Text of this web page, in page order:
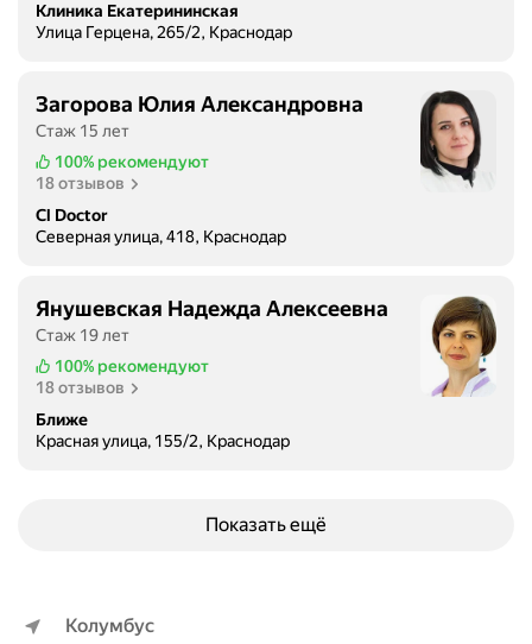
Клиника Екатерининская
Улица Герцена, 265/2, Краснодар
Загорова Юлия Александровна
Стаж 15 лет
100% рекомендуют
18 отзывов
Cl Doctor
Северная улица, 418, Краснодар
Янушевская Надежда Алексеевна
Стаж 19 лет
100% рекомендуют
18 отзывов
Ближе
Красная улица, 155/2, Краснодар
Показать ещё
Колумбус